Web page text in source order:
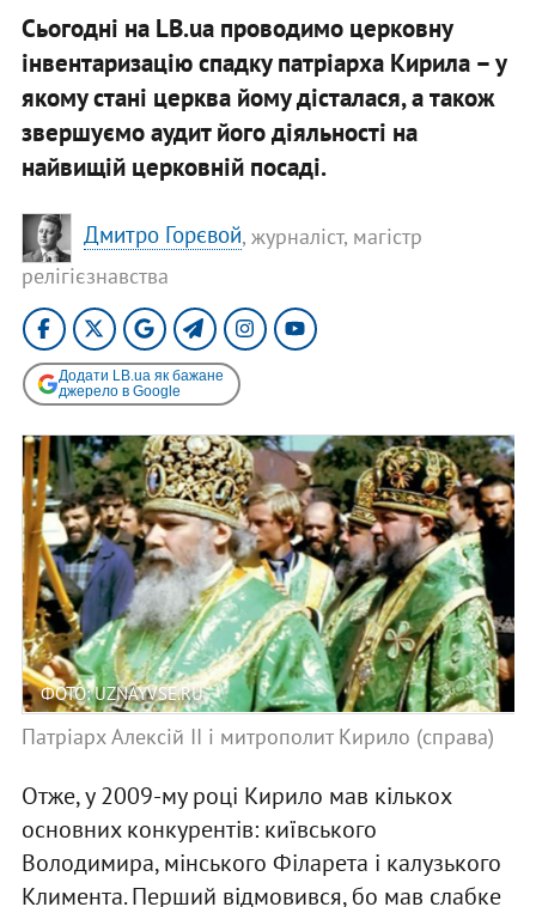
Сьогодні на LB.ua проводимо церковну
інвентаризацію спадку патріарха Кирила – у
якому стані церква йому дісталася, а також
звершуємо аудит його діяльності на
найвищій церковній посаді.
Дмитро Горєвой, журналіст, магістр
релігієзнавства
Додати LB.ua як бажане
джерело в Google
ФОТО: UZNAYVSE.RU
Патріарх Алексій II і митрополит Кирило (справа)
Отже, у 2009-му році Кирило мав кількох
основних конкурентів: київського
Володимира, мінського Філарета і калузького
Климента. Перший відмовився, бо мав слабке